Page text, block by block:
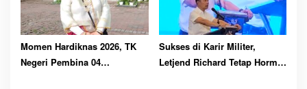
Momen Hardiknas 2026, TK
Negeri Pembina 04
Sukses di Karir Militer,
Letjend Richard Tetap Hormat